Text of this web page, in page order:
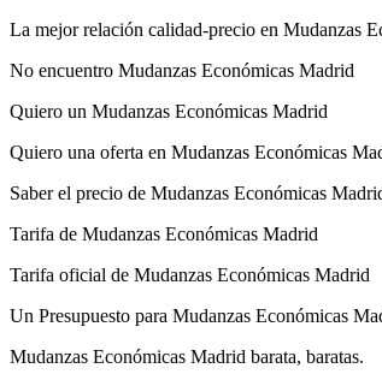
La mejor relación calidad-precio en Mudanzas
No encuentro Mudanzas Económicas Madrid
Quiero un Mudanzas Económicas Madrid
Quiero una oferta en Mudanzas Económicas
Saber el precio de Mudanzas Económicas
Tarifa de Mudanzas Económicas Madrid
Tarifa oficial de Mudanzas Económicas Madrid
Un Presupuesto para Mudanzas Económicas
Mudanzas Económicas Madrid barata, baratas.